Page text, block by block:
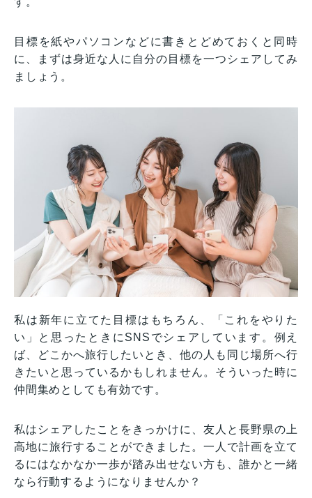
目標を紙やパソコンなどに書きとどめておくと同時
に、まずは身近な人に自分の目標を一つシェアしてみ
ましょう。
私は新年に立てた目標はもちろん、「これをやりた
い」と思ったときにSNSでシェアしています。例え
ば、どこかへ旅行したいとき、他の人も同じ場所へ行
きたいと思っているかもしれません。そういった時に
仲間集めとしても有効です。
私はシェアしたことをきっかけに、友人と長野県の上
高地に旅行することができました。一人で計画を立て
るにはなかなか一歩が踏み出せない方も、誰かと一緒
なら行動するようになりませんか？